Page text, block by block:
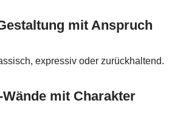
mit Anspruch
expressiv oder zurückhaltend.
Wände mit Charakter